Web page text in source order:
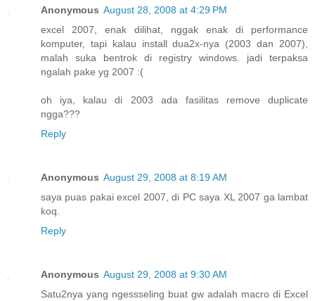
Anonymous August 28, 2008 at 4:29 PM
excel 2007, enak dilihat, nggak enak di performance
komputer, tapi kalau install dua2x-nya (2003 dan 2007),
malah suka bentrok di registry windows. jadi terpaksa
ngalah pake yg 2007 :(
oh iya, kalau di 2003 ada fasilitas remove duplicate
ngga???
Reply
Anonymous August 29, 2008 at 8:19 AM
saya puas pakai excel 2007, di PC saya XL 2007 ga lambat
koq.
Reply
Anonymous August 29, 2008 at 9:30 AM
Satu2nya yang ngessseling buat gw adalah macro di Excel